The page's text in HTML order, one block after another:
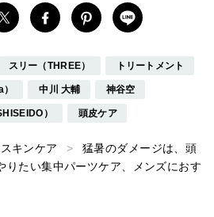
スリー（THREE） トリートメント
中川 大輔 神谷空
） 頭皮ケア
スキンケア
猛暑のダメージは、頭
りたい集中パーツケア、メンズにおす